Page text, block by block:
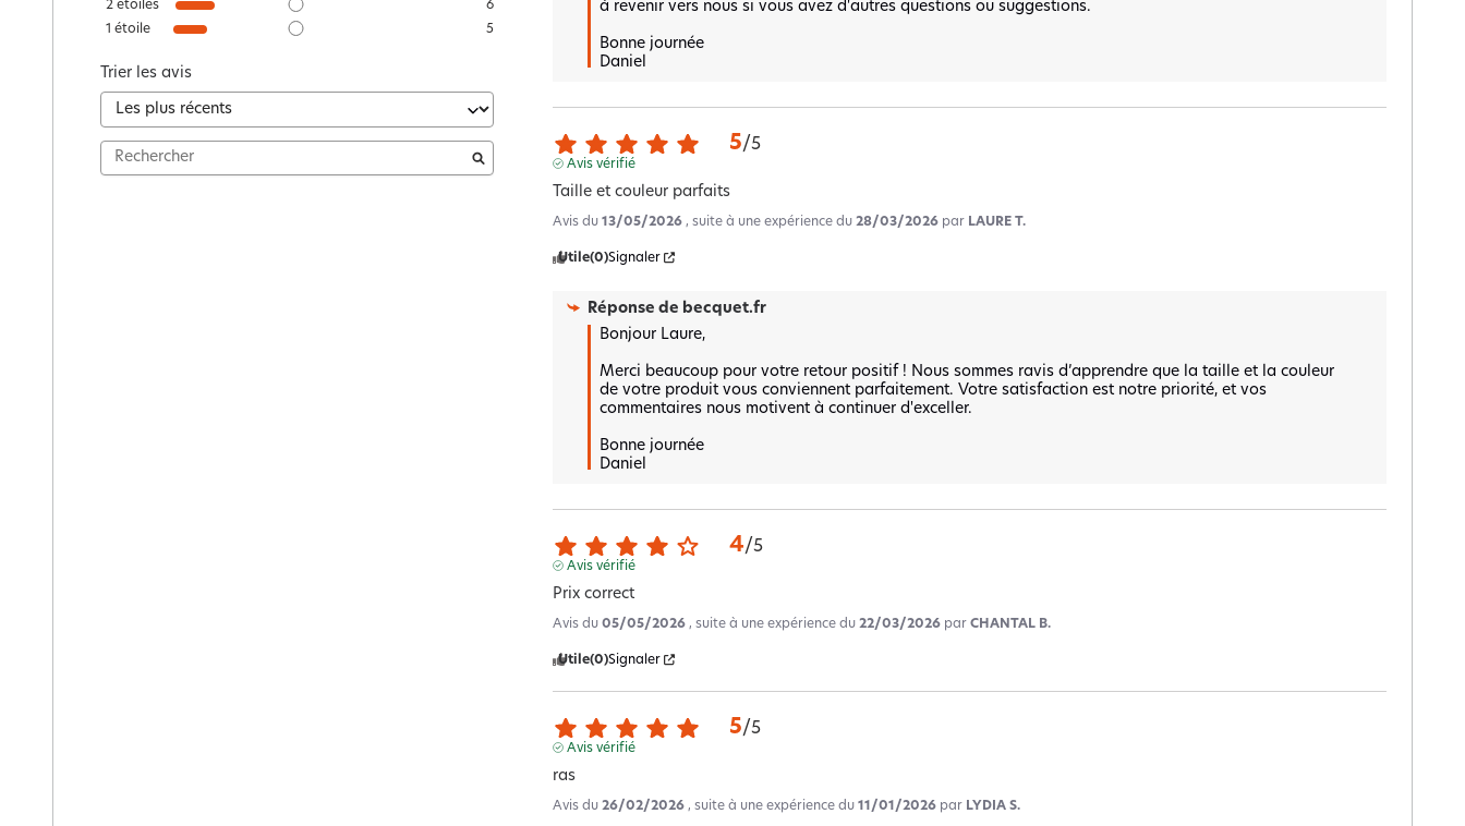
2 étoiles
6
1 étoile 5
Trier les avis
à revenir vers nous si vous avez d'autres questions ou suggestions.
Bonne journée
Daniel
5/5
Avis vérifié
Taille et couleur parfaits
Avis du13/05/2026 , suite à une expérience du28/03/2026 par LAURE T.
Utile(0)Signaler
Réponse de becquet.fr
Bonjour Laure,
Merci beaucoup pour votre retour positif ! Nous sommes ravis d’apprendre que la taille et la couleur
de votre produit vous conviennent parfaitement. Votre satisfaction est notre priorité, et vos
commentaires nous motivent à continuer d'exceller.
Bonne journée
Daniel
4/5
Avis vérifié
Prix correct
Avis du05/05/2026 , suite à une expérience du22/03/2026 parCHANTAL B.
Utile(0)Signaler
5/5
Avis vérifié
ras
Avis du26/02/2026 , suite à une expérience du11/01/2026 par LYDIA S.